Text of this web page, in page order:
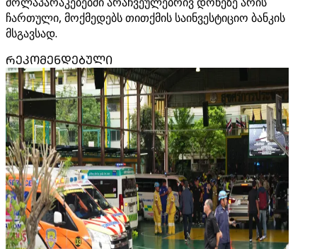
ჩართული, მოქმედებს თითქმის საინვესტიციო ბანკის
მსგავსად.
ᲠᲔᲙᲝᲛᲔᲜᲓᲔᲑᲣᲚᲘ